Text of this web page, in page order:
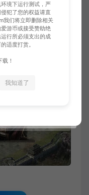
境下运行测试，严
犯了您的权益请直
我们将立即删除相关
游币或接受赞助绝
行所必须支出的成
适度打赏。
！
我知道了